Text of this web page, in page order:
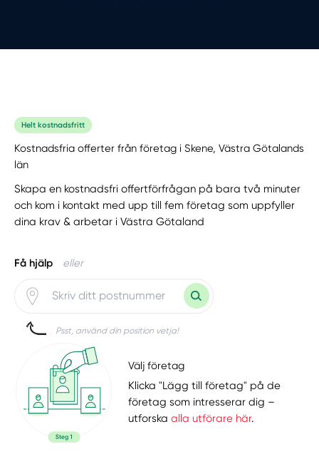
Helt kostnadsfritt
Kostnadsfria offerter från företag i Skene, Västra Götalands
län
Skapa en kostnadsfri offertförfrågan på bara två minuter
och kom i kontakt med upp till fem företag som uppfyller
dina krav & arbetar i Västra Götaland
Få hjälp eller
Psst, använd din position vetja!
Välj företag
Klicka "Lägg till företag" på de
företag som intresserar dig –
utforskaalla utförare här.